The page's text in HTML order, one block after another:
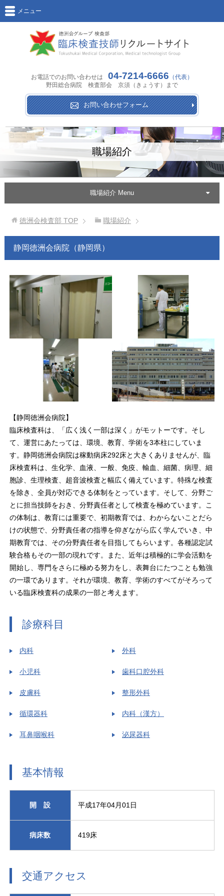
メニュー
お電話でのお問い合わせは 04-7214-6666 （代表）
野田総合病院 検査部会 京須（きょうす）まで
お問い合わせフォーム
職場紹介
徳洲会検査部 TOP 職場紹介
静岡徳洲会病院（静岡県）
【静岡徳洲会病院】
臨床検査科は、「広く浅く一部は深く」がモットーです。そし
て、運営にあたっては、環境、教育、学術を3本柱にしていま
す。静岡徳洲会病院は稼動病床292床と大きくありませんが、臨
床検査科は、生化学、血液、一般、免疫、輸血、細菌、病理、細
胞診、生理検査、超音波検査と幅広く備えています。特殊な検査
を除き、全員が対応できる体制をとっています。そして、分野ご
とに担当技師をおき、分野責任者として検査を極めています。こ
の体制は、教育には重要で、初期教育では、わからないことだら
けの状態で、分野責任者の指導を仰ぎながら広く学んでいき、中
期教育では、その分野責任者を目指してもらいます。各種認定試
験合格もその一部の現れです。また、近年は積極的に学会活動を
開始し、専門をさらに極める努力をし、表舞台にたつことも勉強
の一環であります。それが環境、教育、学術のすべてがそろって
いる臨床検査科の成果の一部と考えます。
診療科目
内科 外科
小児科 歯科口腔外科
皮膚科 整形外科
循環器科 内科（漢方）
耳鼻咽喉科 泌尿器科
基本情報
開 設 平成17年04月01日
病床数 419床
交通アクセス
職場紹介 Menu